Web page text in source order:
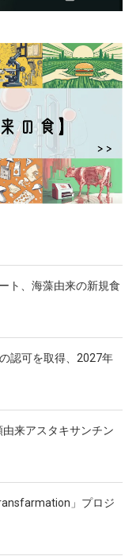
ト、海藻由来の新規食
認可を取得、2027年
来アスタキサンチン
」プロジ